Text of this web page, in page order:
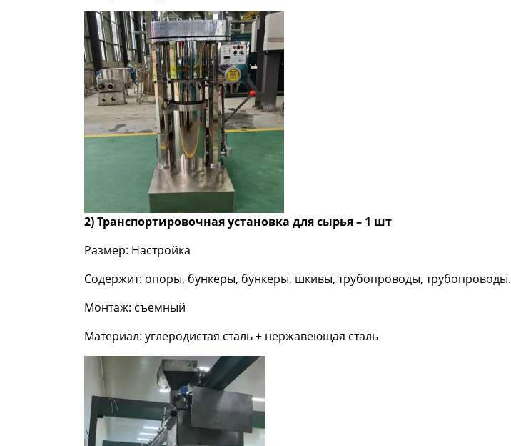
2) Транспортировочная установка для сырья – 1 шт
Размер: Настройка
Содержит: опоры, бункеры, бункеры, шкивы, трубопроводы, трубопроводы.
Монтаж: съемный
Материал: углеродистая сталь + нержавеющая сталь